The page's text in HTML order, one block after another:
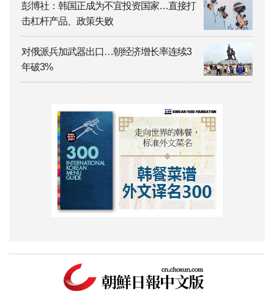
彭博社：韩国正成为不宜投资国家…直接打
击杠杆产品、政策失败
对俄派兵加武器出口…朝经济增长率连续3
年破3%